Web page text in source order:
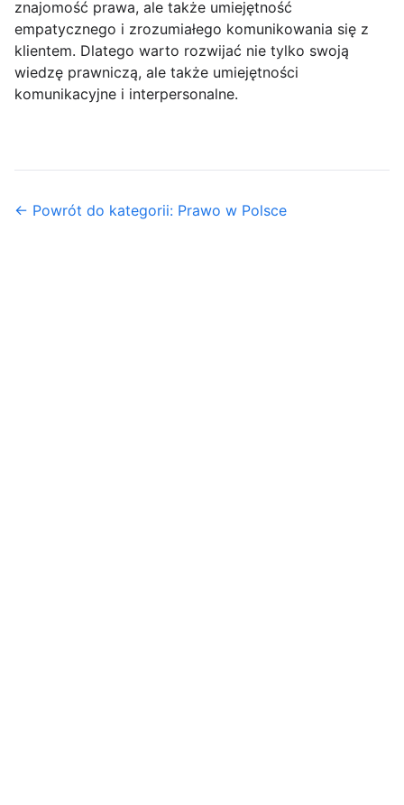
znajomość prawa, ale także umiejętność
empatycznego i zrozumiałego komunikowania się z
klientem. Dlatego warto rozwijać nie tylko swoją
wiedzę prawniczą, ale także umiejętności
komunikacyjne i interpersonalne.
← Powrót do kategorii: Prawo w Polsce